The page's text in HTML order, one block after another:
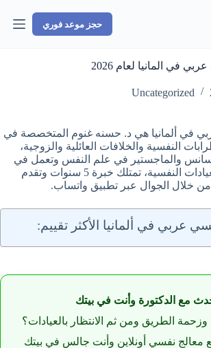
حجز موعد فوري
Uncategorized
في ألمانيا هي د. حسنه غنوم المتخصصة في
النفسية والخلافات العائلية والزوجية،
والماجستير في علم النفس وتعمل في
العديد من المراكز والعيادات النفسية، تمتلك خبرة 5 سنوات وتقدم
من خلال الجوال عبر تطبيق واتساب.
عربي في ألمانيا الأكثر تقييم:
مع الدكتورة وأنت في بيتك
وزحمة الطريق ومن ثم الانتظار بالعيادات؟
نفسي أونلاين وأنت جالس في بيتك